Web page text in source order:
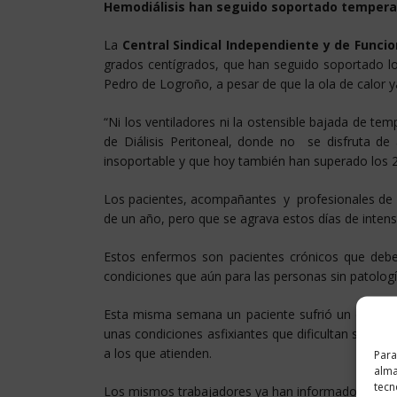
Hemodiálisis han seguido soportado
La Central Sindical Independiente y de
grados centígrados, que han seguido soportado
Pedro de Logroño, a pesar de que la ola de calor
“Ni los ventiladores ni la ostensible bajada de
de Diálisis Peritoneal, donde no se disfruta de
insoportable y que hoy también han superado los
Los pacientes, acompañantes y profesionales
de un año, pero que se agrava estos días de
Estos enfermos son pacientes crónicos que
condiciones que aún para las personas sin
Esta misma semana un paciente sufrió un
unas condiciones asfixiantes que dificultan su
a los que atienden.
Los mismos trabajadores ya han informado a